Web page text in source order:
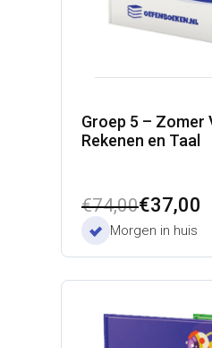
Groep 5 – Zomer
Rekenen en Taal
€74,00
Oorspronkelijke
prijs
€37,00
Huidige
prijsMorgen in huis